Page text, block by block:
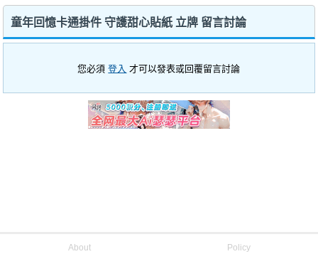
童年回憶卡通掛件 守護甜心貼紙 立牌 留言討論
您必須登入 才可以發表或回覆留言討論
About Policy